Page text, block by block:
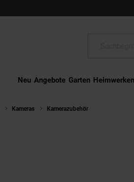
Neu Angebote Garten Heimwerken
Kameras Kamerazubehör